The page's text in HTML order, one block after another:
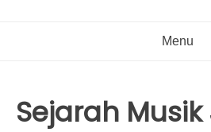
Menu
Sejarah Musik